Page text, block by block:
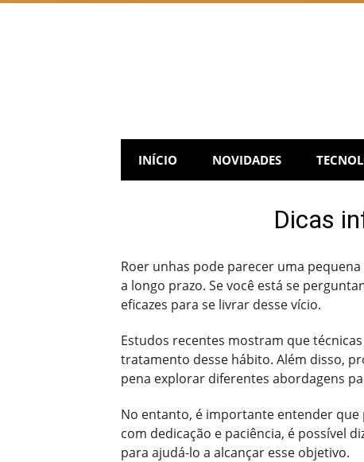
Skip
INÍCIO NOVIDADES
Dicas
Roer unhas pode parecer uma
a longo prazo. Se você está se
eficazes para se livrar desse vício.
Estudos recentes mostram que
tratamento desse hábito. Além disso,
pena explorar diferentes abordagens
No entanto, é importante entender
com dedicação e paciência, é possível
para ajudá-lo a alcançar esse objetivo.